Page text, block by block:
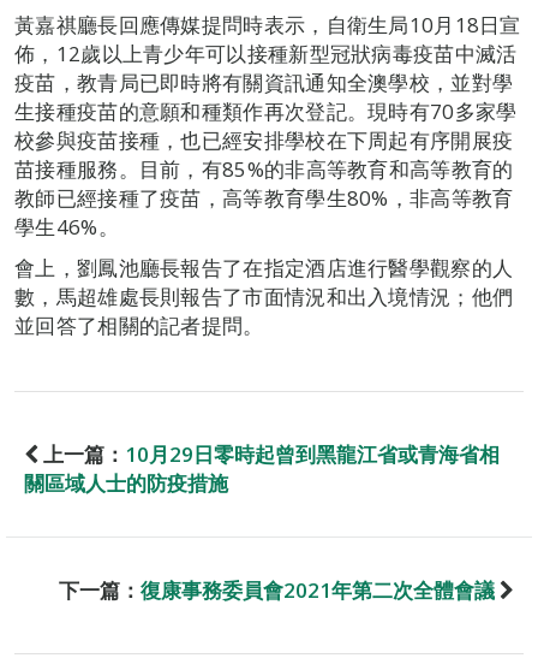
黃嘉祺廳長回應傳媒提問時表示，自衛生局10月18日宣
佈，12歲以上青少年可以接種新型冠狀病毒疫苗中滅活
疫苗，教青局已即時將有關資訊通知全澳學校，並對學
生接種疫苗的意願和種類作再次登記。現時有70多家學
校參與疫苗接種，也已經安排學校在下周起有序開展疫
苗接種服務。目前，有85%的非高等教育和高等教育的
教師已經接種了疫苗，高等教育學生80%，非高等教育
學生46%。
會上，劉鳳池廳長報告了在指定酒店進行醫學觀察的人
數，馬超雄處長則報告了市面情況和出入境情況；他們
並回答了相關的記者提問。
上一篇： 10月29日零時起曾到黑龍江省或青海省相
關區域人士的防疫措施
下一篇： 復康事務委員會2021年第二次全體會議